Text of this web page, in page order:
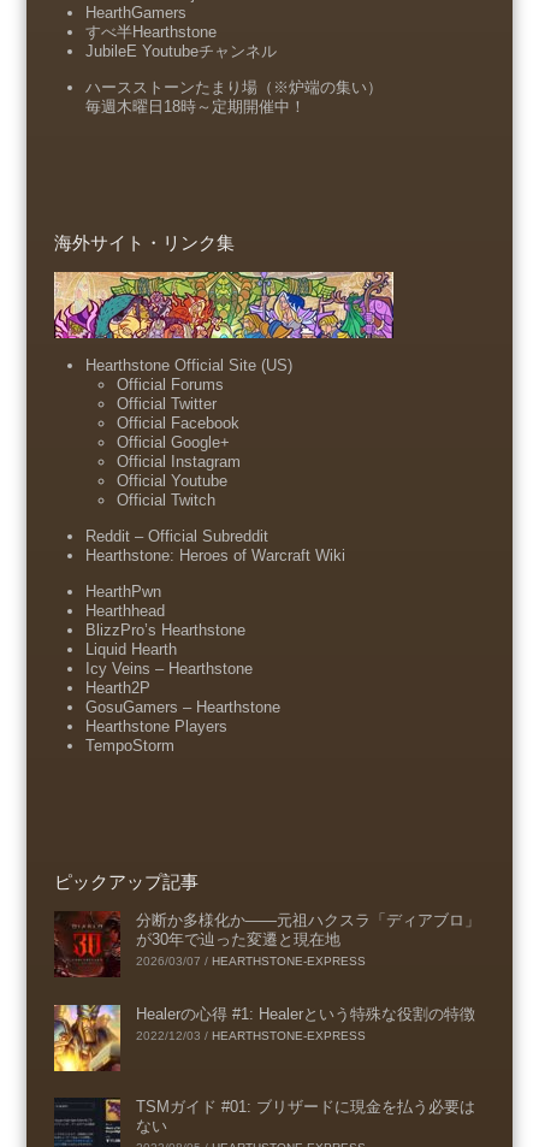
HearthGamers
すべ半Hearthstone
JubileE Youtubeチャンネル
ハースストーンたまり場（※炉端の集い）
毎週木曜日18時～定期開催中！
海外サイト・リンク集
Hearthstone Official Site (US)
Official Forums
Official Twitter
Official Facebook
Official Google+
Official Instagram
Official Youtube
Official Twitch
Reddit – Official Subreddit
Hearthstone: Heroes of Warcraft Wiki
HearthPwn
Hearthhead
BlizzPro’s Hearthstone
Liquid Hearth
Icy Veins – Hearthstone
Hearth2P
GosuGamers – Hearthstone
Hearthstone Players
TempoStorm
ピックアップ記事
分断か多様化か――元祖ハクスラ「ディアブロ」
が30年で辿った変遷と現在地
2026/03/07 / HEARTHSTONE-EXPRESS
Healerの心得 #1: Healerという特殊な役割の特徴
2022/12/03 / HEARTHSTONE-EXPRESS
TSMガイド #01: ブリザードに現金を払う必要は
ない